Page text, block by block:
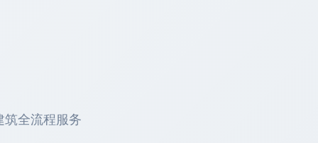
全流程服务